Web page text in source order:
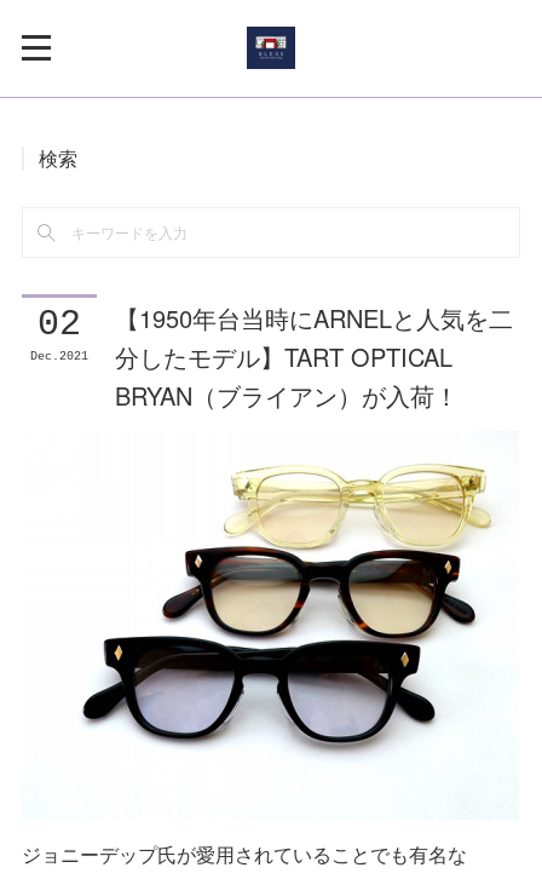
検索
02
Dec 2021
【1950年台当時にARNELと人気を二
分したモデル】TART OPTICAL
BRYAN（ブライアン）が入荷！
ジョニーデップ氏が愛用されていることでも有名な